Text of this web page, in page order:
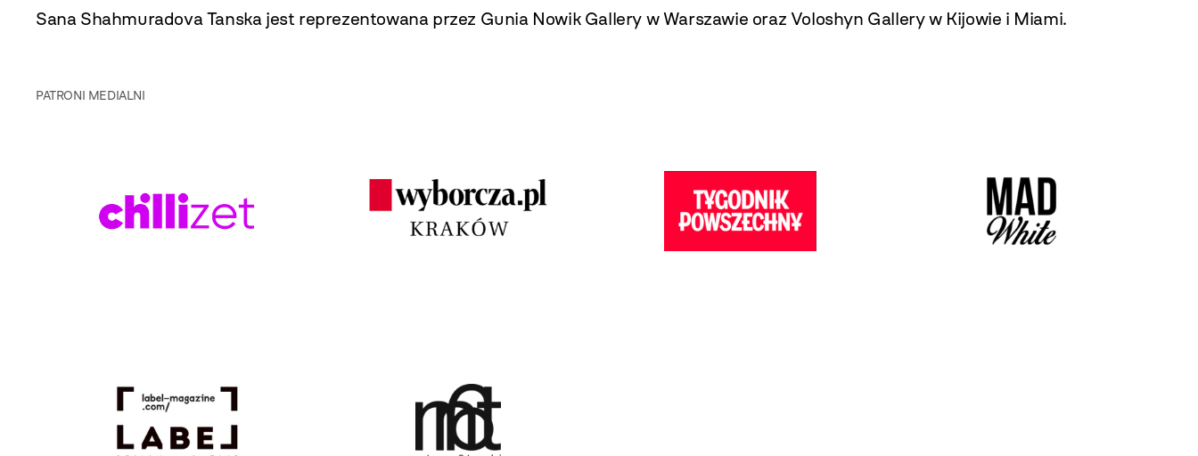
Sana Shahmuradova Tanska jest reprezentowana przez Gunia Nowik Gallery w Warszawie oraz Voloshyn Gallery w Kijowie i Miami.
PATRONI MEDIALNI